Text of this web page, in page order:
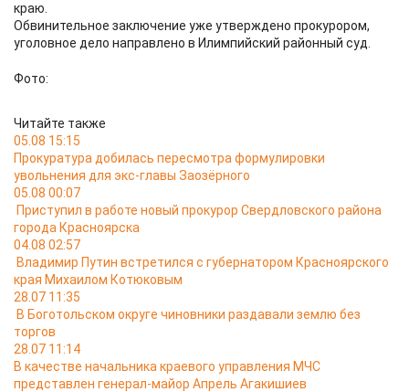
краю.
Обвинительное заключение уже утверждено прокурором,
уголовное дело направлено в Илимпийский районный суд.
Фото:
Читайте также
05.08 15:15
Прокуратура добилась пересмотра формулировки
увольнения для экс-главы Заозёрного
05.08 00:07
Приступил в работе новый прокурор Свердловского района
города Красноярска
04.08 02:57
Владимир Путин встретился с губернатором Красноярского
края Михаилом Котюковым
28.07 11:35
В Боготольском округе чиновники раздавали землю без
торгов
28.07 11:14
В качестве начальника краевого управления МЧС
представлен генерал-майор Апрель Агакишиев